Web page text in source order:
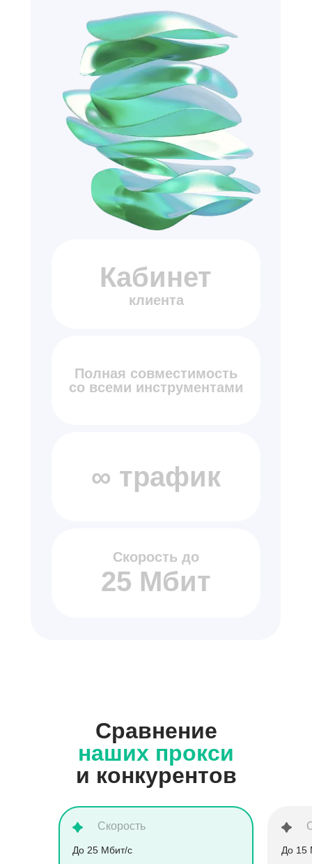
Кабинет
клиента
Полная совместимость
со всеми инструментами
∞ трафик
25 Мбит
Скорость до
Скорость
Сравнение
наших прокси
и конкурентов
До 25 Мбит/с До 15